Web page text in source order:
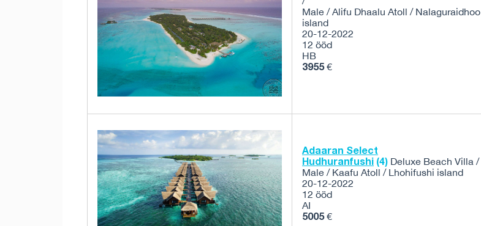
Male / Alifu Dhaalu Atoll / Nalaguraidhoo
island
20-12-2022
12 ööd
HB
3955€
Adaaran Select
Hudhuranfushi (4) Deluxe Beach Villa /
Male / Kaafu Atoll / Lhohifushi island
20-12-2022
12 ööd
AI
5005€